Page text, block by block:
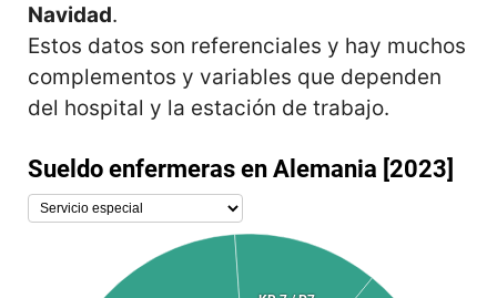
Navidad.
Estos datos son referenciales y hay muchos
complementos y variables que dependen
del hospital y la estación de trabajo.